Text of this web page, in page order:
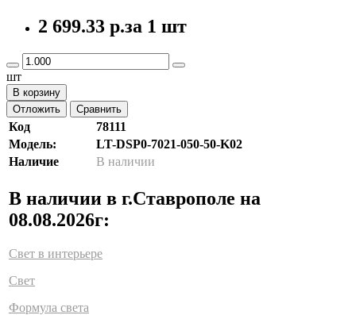
2 699.33 р.за 1 шт
шт
В корзину
Отложить
Сравнить
Код
78111
Модель:
LT-DSP0-7021-050-50-K02
Наличие
В наличии
В наличии в г.Ставрополе на
08.08.2026г:
Свет в интерьере
Свет
Формула света